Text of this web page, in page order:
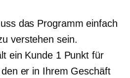
das Programm einfach
verstehen sein.
ein Kunde 1 Punkt für
er in Ihrem Geschäft